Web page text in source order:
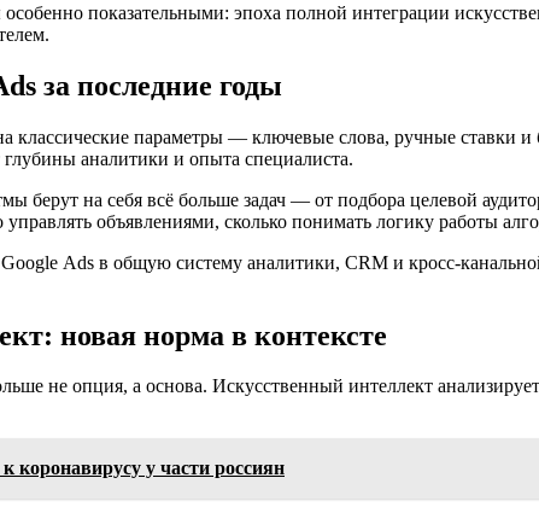
показательными: эпоха полной интеграции
за последние годы
классические параметры — ключевые слова, ручные ставки
аналитики и опыта специалиста.
берут на себя всё больше задач — от подбора целевой
объявлениями, сколько понимать логику работы
Ads в общую систему аналитики, CRM и кросс-
новая норма в контексте
не опция, а основа. Искусственный интеллект
коронавирусу у части россиян